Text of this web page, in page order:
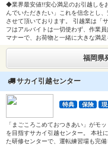
◆業界最安値!!安心満足のお引越しを
んでいただきたい」これを信念とし
させて頂いております。 引越業は「
フはアルバイトは一切使わず、作業
マナーで、お荷物と一緒に大きな満
福岡県
サカイ引越センター
特典 保険
「まごころこめておつきあい」がモ
を目指すサカイ引越センター。 本社
た研修センターで、運転練習場も完